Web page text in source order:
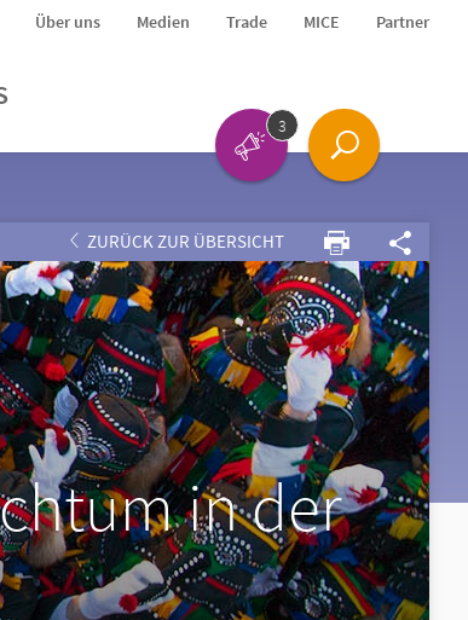
Über uns Medien Trade MICE Partner
3
ZURÜCK ZUR ÜBERSICHT
in der